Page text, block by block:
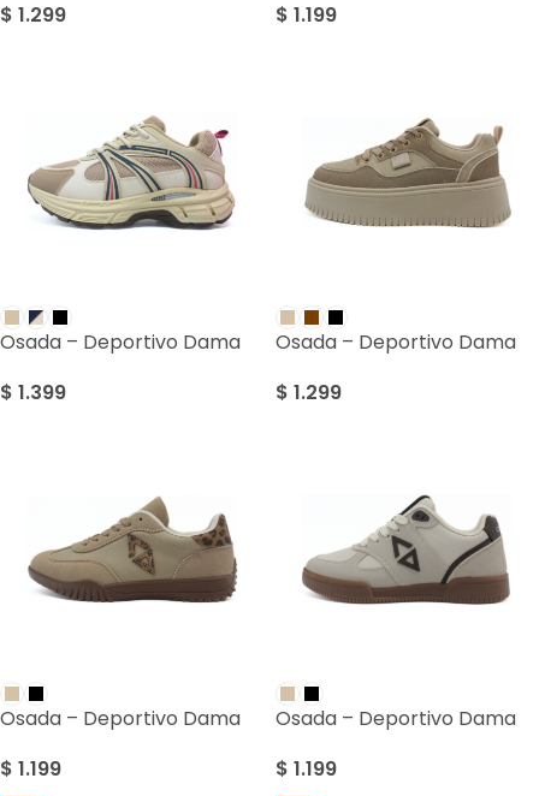
$ 1.299
$ 1.199
Osada – Deportivo Dama
$ 1.399
Osada – Deportivo Dama
$ 1.299
Osada – Deportivo Dama
$ 1.199
Osada – Deportivo Dama
$ 1.199